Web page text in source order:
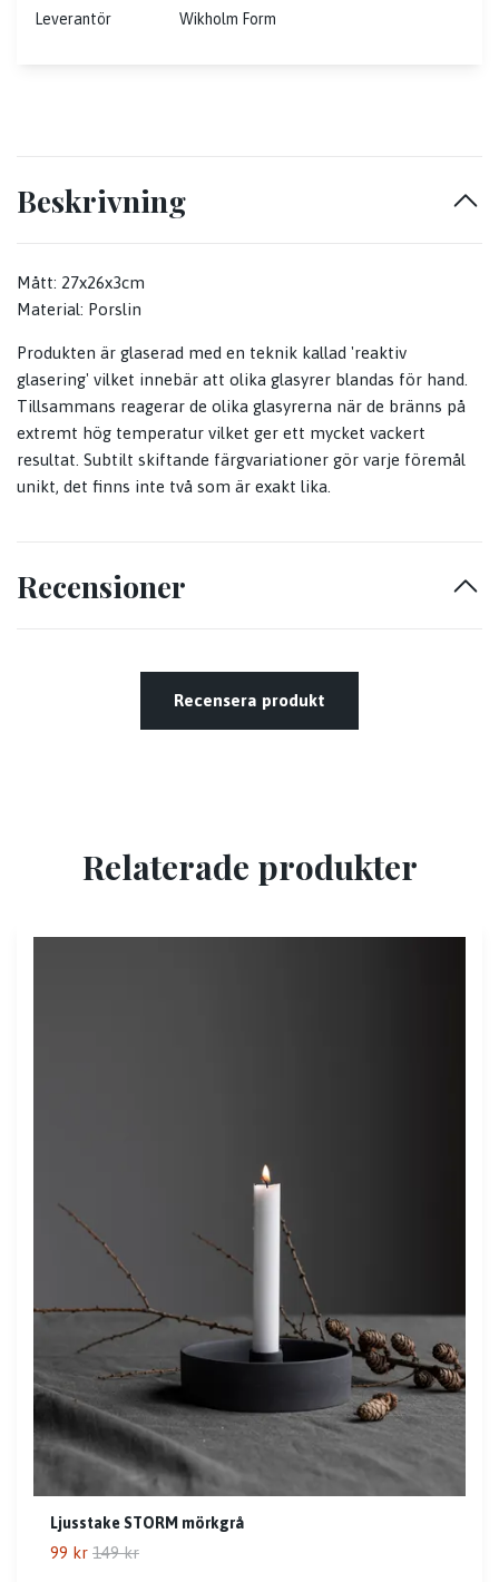
Leverantör Wikholm Form
Beskrivning
Mått: 27x26x3cm
Material: Porslin
Produkten är glaserad med en teknik kallad 'reaktiv
glasering' vilket innebär att olika glasyrer blandas för hand.
Tillsammans reagerar de olika glasyrerna när de bränns på
extremt hög temperatur vilket ger ett mycket vackert
resultat. Subtilt skiftande färgvariationer gör varje föremål
unikt, det finns inte två som är exakt lika.
Recensioner
Recensera produkt
Relaterade produkter
Ljusstake STORM mörkgrå
99 kr 149 kr